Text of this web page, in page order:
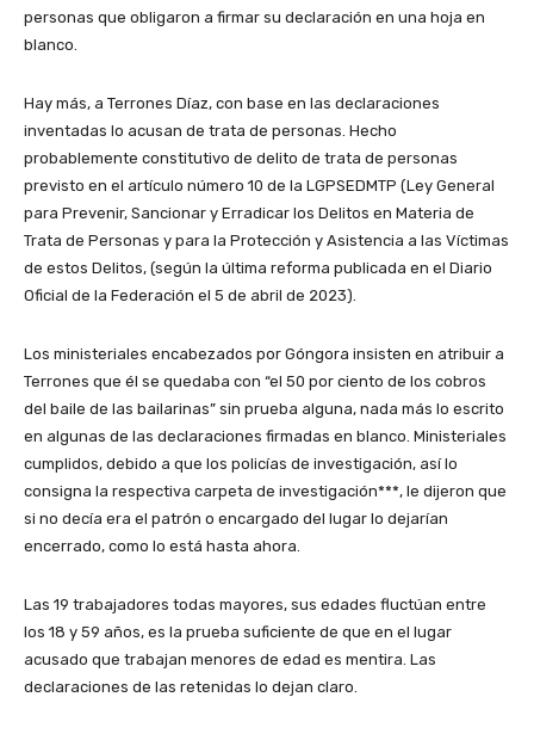
personas que obligaron a firmar su declaración en una hoja en
blanco.
Hay más, a Terrones Díaz, con base en las declaraciones
inventadas lo acusan de trata de personas. Hecho
probablemente constitutivo de delito de trata de personas
previsto en el artículo número 10 de la LGPSEDMTP (Ley General
para Prevenir, Sancionar y Erradicar los Delitos en Materia de
Trata de Personas y para la Protección y Asistencia a las Víctimas
de estos Delitos, (según la última reforma publicada en el Diario
Oficial de la Federación el 5 de abril de 2023).
Los ministeriales encabezados por Góngora insisten en atribuir a
Terrones que él se quedaba con “el 50 por ciento de los cobros
del baile de las bailarinas” sin prueba alguna, nada más lo escrito
en algunas de las declaraciones firmadas en blanco. Ministeriales
cumplidos, debido a que los policías de investigación, así lo
consigna la respectiva carpeta de investigación***, le dijeron que
si no decía era el patrón o encargado del lugar lo dejarían
encerrado, como lo está hasta ahora.
Las 19 trabajadores todas mayores, sus edades fluctúan entre
los 18 y 59 años, es la prueba suficiente de que en el lugar
acusado que trabajan menores de edad es mentira. Las
declaraciones de las retenidas lo dejan claro.